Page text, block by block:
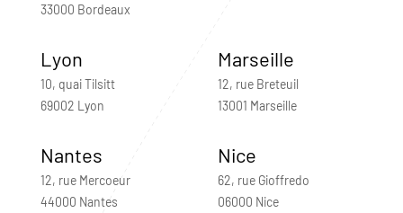
33000 Bordeaux
Lyon
10, quai Tilsitt
69002 Lyon
Marseille
12, rue Breteuil
13001 Marseille
Nantes
12, rue Mercoeur
44000 Nantes
Nice
62, rue Gioffredo
06000 Nice